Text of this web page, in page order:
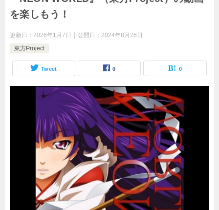
を楽しもう！
更新日： 2026年1月7日 公開日： 2024年8月26日
東方Project
Tweet 0 0